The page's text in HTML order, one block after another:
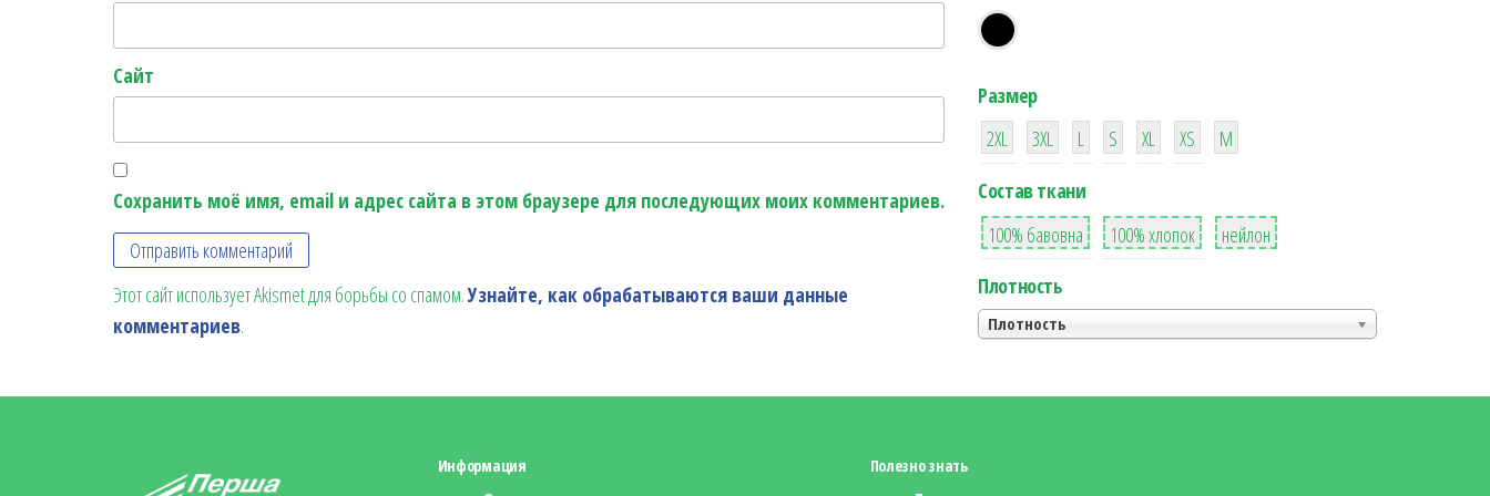
Сайт
Сохранить моё имя, email и адрес сайта в этом браузере для последующих моих комментариев.
Этот сайт использует Akismet для борьбы со спамом.Узнайте, как обрабатываются ваши данные
комментариев.
Размер
38
2XL
16
3XL
42
L
42
S
42
XL XS
М
Состав ткани
8
100% бавовна
36
100% хлопок
2
нейлон
Плотность
Плотность
Информация Полезно знать